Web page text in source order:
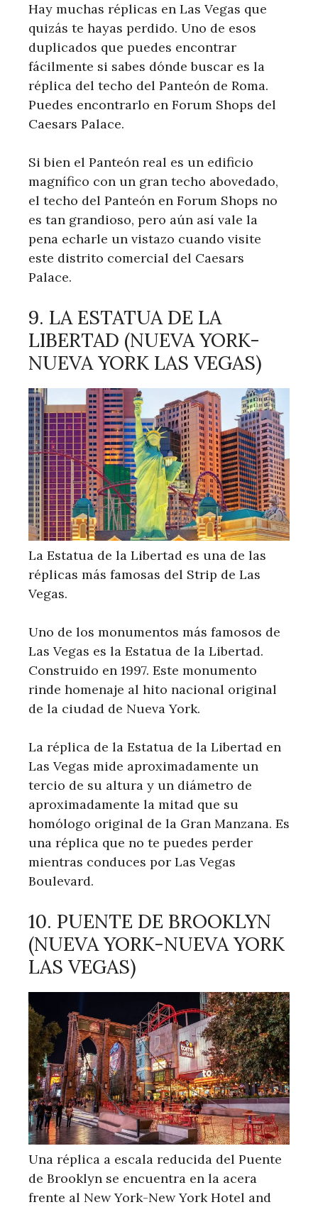
Hay muchas réplicas en Las Vegas que
quizás te hayas perdido. Uno de esos
duplicados que puedes encontrar
fácilmente si sabes dónde buscar es la
réplica del techo del Panteón de Roma.
Puedes encontrarlo en Forum Shops del
Caesars Palace.
Si bien el Panteón real es un edificio
magnífico con un gran techo abovedado,
el techo del Panteón en Forum Shops no
es tan grandioso, pero aún así vale la
pena echarle un vistazo cuando visite
este distrito comercial del Caesars
Palace.
9. LA ESTATUA DE LA
LIBERTAD (NUEVA YORK-
NUEVA YORK LAS VEGAS)
La Estatua de la Libertad es una de las
réplicas más famosas del Strip de Las
Vegas.
Uno de los monumentos más famosos de
Las Vegas es la Estatua de la Libertad.
Construido en 1997. Este monumento
rinde homenaje al hito nacional original
de la ciudad de Nueva York.
La réplica de la Estatua de la Libertad en
Las Vegas mide aproximadamente un
tercio de su altura y un diámetro de
aproximadamente la mitad que su
homólogo original de la Gran Manzana. Es
una réplica que no te puedes perder
mientras conduces por Las Vegas
Boulevard.
10. PUENTE DE BROOKLYN
(NUEVA YORK-NUEVA YORK
LAS VEGAS)
Una réplica a escala reducida del Puente
de Brooklyn se encuentra en la acera
frente al New York-New York Hotel and